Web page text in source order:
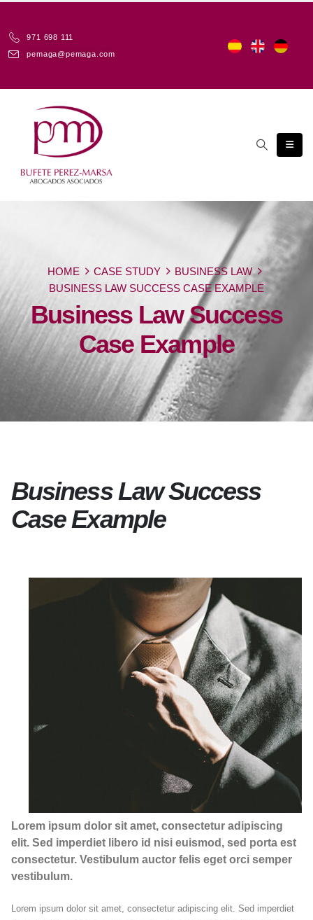
971 698 111
pemaga@pemaga.com
HOME CASE STUDY
BUSINESS LAW
BUSINESS LAW SUCCESS CASE EXAMPLE
Business Law Success
Case Example
Business Law Success
Case Example
Lorem ipsum dolor sit amet, consectetur adipiscing
elit. Sed imperdiet libero id nisi euismod, sed porta est
consectetur. Vestibulum auctor felis eget orci semper
vestibulum.
Lorem ipsum dolor sit amet, consectetur adipiscing elit. Sed imperdiet